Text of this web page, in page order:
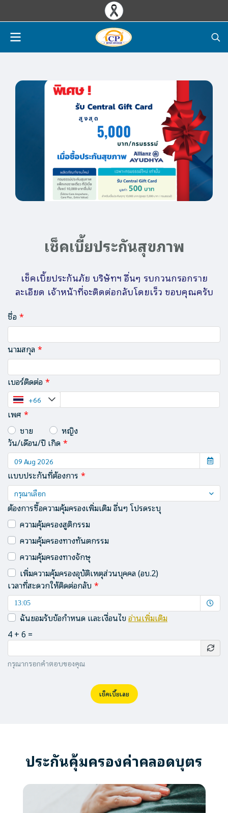
เช็คเบี้ยประกันสุขภาพ
เช็คเบี้ยประกันภัย บริษัทฯ อื่นๆ รบกวนกรอกราย
ละเอียด เจ้าหน้าที่จะติดต่อกลับโดยเร็ว ขอบคุณครับ
ชื่อ
นามสกุล
เบอร์ติดต่อ
เพศ
ชาย
หญิง
วัน/เดือน/ปี เกิด
แบบประกันที่ต้องการ
กรุณาเลือก
ต้องการซื้อความคุ้มครองเพิ่มเติม อื่นๆ โปรดระบุ
ความคุ้มครองสูติกรรม
ความคุ้มครองทางทันตกรรม
ความคุ้มครองทางจักษุ
เพิ่มความคุ้มครองอุบัติเหตุส่วนบุคคล (อบ.2)
เวลาที่สะดวกให้ติดต่อกลับ
13:05Selected time
ฉันยอมรับข้อกำหนด และเงื่อนไขอ่านเพิ่มเติม
4+6 =
กรุณากรอกคำตอบของคุณ
เช็คเบี้ยเลย
ประกันคุ้มครองค่าคลอดบุตร